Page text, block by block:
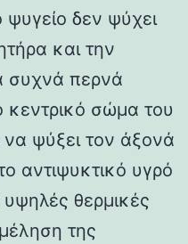
δεν ψύχει
και την
συχνά περνά
κεντρικό σώμα του
να ψύξει τον άξονά
αντιψυκτικό υγρό
υψηλές θερμικές
της